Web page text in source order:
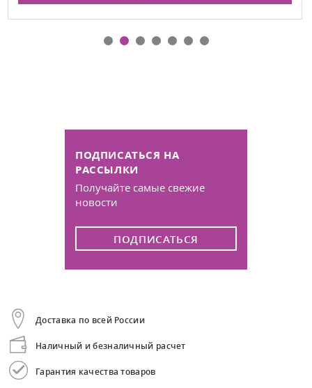
ПОДПИСАТЬСЯ НА
РАССЫЛКИ
Получайте самые свежие
новости
ПОДПИСАТЬСЯ
Доставка по всей России
Наличный и безналичный расчет
Гарантия качества товаров